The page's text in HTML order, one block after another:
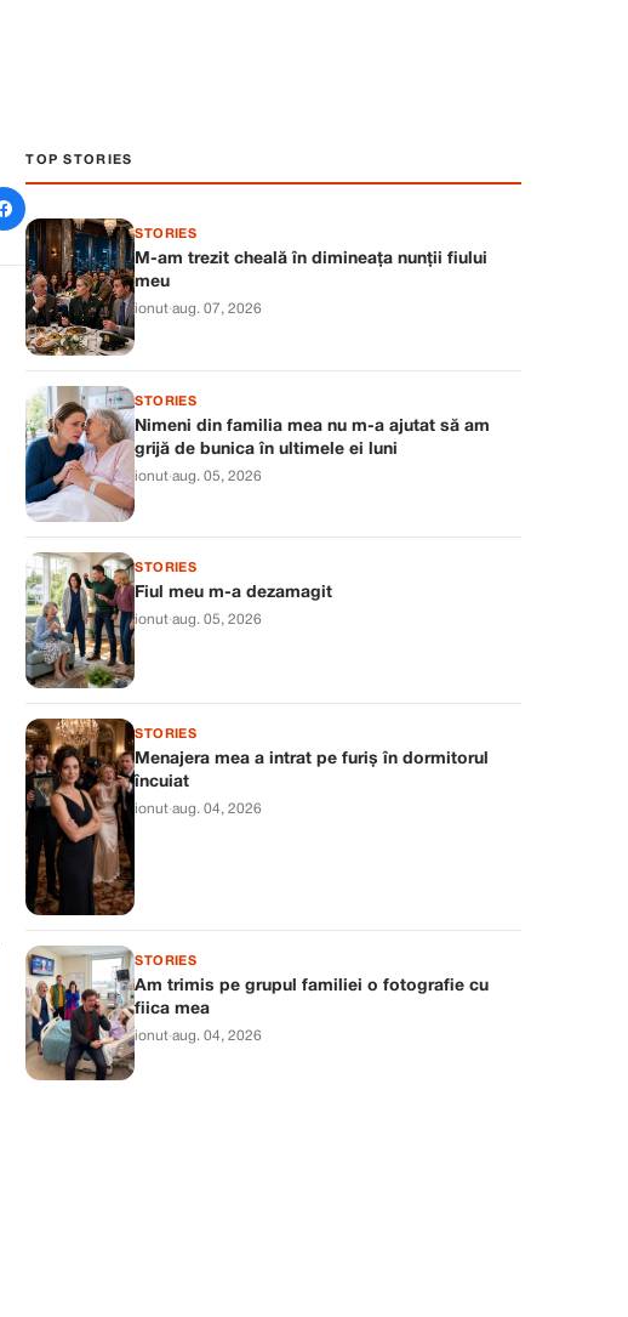
TOP STORIES
STORIES
M-am trezit cheală în dimineața nunții fiului
meu
ionut·aug. 07, 2026
STORIES
Nimeni din familia mea nu m-a ajutat să am
grijă de bunica în ultimele ei luni
ionut·aug. 05, 2026
STORIES
Fiul meu m-a dezamagit
ionut·aug. 05, 2026
STORIES
Menajera mea a intrat pe furiș în dormitorul
încuiat
ionut·aug. 04, 2026
STORIES
Am trimis pe grupul familiei o fotografie cu
fiica mea
ionut·aug. 04, 2026